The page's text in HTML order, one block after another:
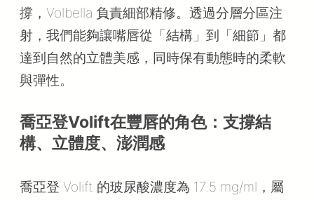
撐，Volbella 負責細部精修。透過分層分區注
射，我們能夠讓嘴唇從「結構」到「細節」都
達到自然的立體美感，同時保有動態時的柔軟
與彈性。
喬亞登Volift在豐唇的角色：支撐結
構、立體度、澎潤感
喬亞登 Volift 的玻尿酸濃度為 17.5 mg/ml，屬